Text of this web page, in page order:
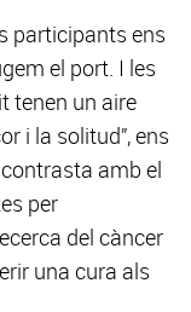
participants ens
el port. I les
tenen un aire
i la solitud”, ens
amb el
per
del càncer
una cura als